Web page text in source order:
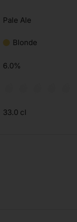
Pale Ale
Blonde
6.0%
33.0 cl